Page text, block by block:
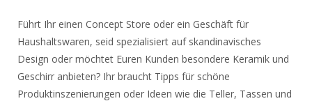
Führt Ihr einen Concept Store oder ein Geschäft für
Haushaltswaren, seid spezialisiert auf skandinavisches
Design oder möchtet Euren Kunden besondere Keramik und
Geschirr anbieten? Ihr braucht Tipps für schöne
Produktinszenierungen oder Ideen wie die Teller, Tassen und